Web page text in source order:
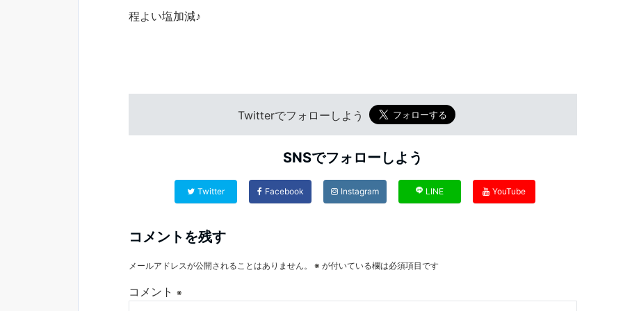
程よい塩加減♪
Twitterでフォローしよう
SNSでフォローしよう
Twitter Facebook Instagram LINE YouTube
コメントを残す
メールアドレスが公開されることはありません。 ※ が付いている欄は必須項目です
コメント ※